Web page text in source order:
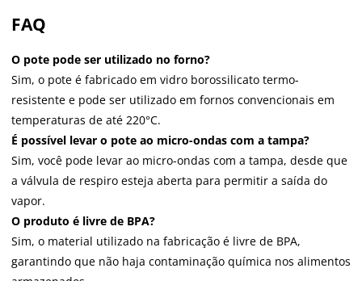
FAQ
O pote pode ser utilizado no forno?
Sim, o pote é fabricado em vidro borossilicato termo-
resistente e pode ser utilizado em fornos convencionais em
temperaturas de até 220°C.
É possível levar o pote ao micro-ondas com a tampa?
Sim, você pode levar ao micro-ondas com a tampa, desde que
a válvula de respiro esteja aberta para permitir a saída do
vapor.
O produto é livre de BPA?
Sim, o material utilizado na fabricação é livre de BPA,
garantindo que não haja contaminação química nos alimentos